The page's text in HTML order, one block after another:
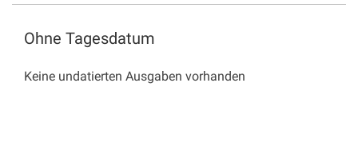
Ohne Tagesdatum
Keine undatierten Ausgaben vorhanden